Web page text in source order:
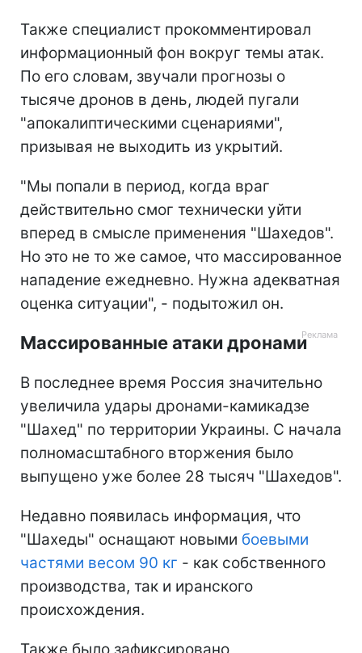
Также специалист прокомментировал
информационный фон вокруг темы атак.
По его словам, звучали прогнозы о
тысяче дронов в день, людей пугали
"апокалиптическими сценариями",
призывая не выходить из укрытий.
"Мы попали в период, когда враг
действительно смог технически уйти
вперед в смысле применения "Шахедов".
Но это не то же самое, что массированное
нападение ежедневно. Нужна адекватная
оценка ситуации", - подытожил он.
Массированные атаки дронами
В последнее время Россия значительно
увеличила удары дронами-камикадзе
"Шахед" по территории Украины. С начала
полномасштабного вторжения было
выпущено уже более 28 тысяч "Шахедов".
Недавно появилась информация, что
"Шахеды" оснащают новыми боевыми
частями весом 90 кг - как собственного
производства, так и иранского
происхождения.
Также было зафиксировано